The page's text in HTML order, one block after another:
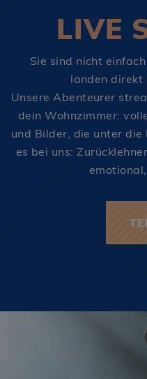
LIVE
Sie sind nicht
landen direkt
Unsere Abenteurer
dein Wohnzimmer:
und Bilder, die unter
es bei uns: